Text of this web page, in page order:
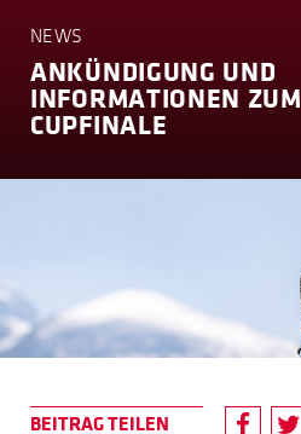
NEWS
ANKÜNDIGUNG UND
INFORMA­TIONEN ZUM
CUPFINALE